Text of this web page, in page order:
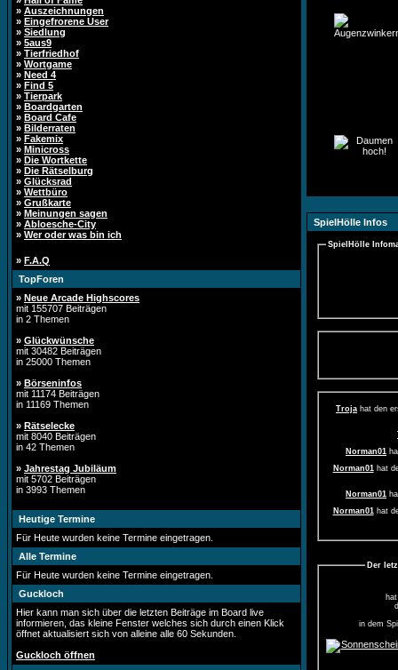
» Auszeichnungen
» Eingefrorene User
» Siedlung
» 5aus9
» Tierfriedhof
» Wortgame
» Need 4
» Find 5
» Tierpark
» Boardgarten
» Board Cafe
» Bilderraten
» Fakemix
» Minicross
» Die Wortkette
» Die Rätselburg
» Glücksrad
» Wettbüro
» Grußkarte
» Meinungen sagen
» Abloesche-City
» Wer oder was bin ich
» F.A.Q
TopForen
» Neue Arcade Highscores
mit 155707 Beiträgen
in 2 Themen
» Glückwünsche
mit 30482 Beiträgen
in 25000 Themen
» Börseninfos
mit 11174 Beiträgen
in 11169 Themen
» Rätselecke
mit 8040 Beiträgen
in 42 Themen
» Jahrestag Jubiläum
mit 5702 Beiträgen
in 3993 Themen
Heutige Termine
Für Heute wurden keine Termine eingetragen.
Alle Termine
Für Heute wurden keine Termine eingetragen.
Guckloch
Hier kann man sich über die letzten Beiträge im Board live
informieren, das kleine Fenster welches sich durch einen Klick
öffnet aktualisiert sich von alleine alle 60 Sekunden.
Guckloch öffnen
SpielHölle Infos
SpielHölle
Troja hat den
Norman01
Norman01
hat
Norman01
Norman01
hat
Norman01
hat
Der
in dem